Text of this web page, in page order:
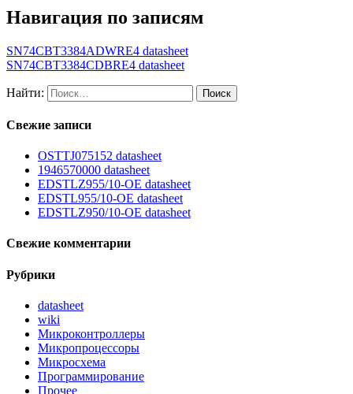
Навигация по записям
SN74CBT3384ADWRE4 datasheet
SN74CBT3384CDBRE4 datasheet
Найти:
Свежие записи
OSTTJ075152 datasheet
1946570000 datasheet
EDSTLZ955/10-OE datasheet
EDSTL955/10-OE datasheet
EDSTLZ950/10-OE datasheet
Свежие комментарии
Рубрики
datasheet
wiki
Микроконтроллеры
Микропроцессоры
Микросхема
Программирование
Прочее